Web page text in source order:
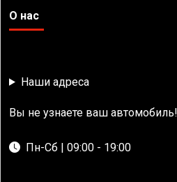
О нас
Наши адреса
Вы не узнаете ваш автомобиль!
Пн-Сб | 09:00 - 19:00